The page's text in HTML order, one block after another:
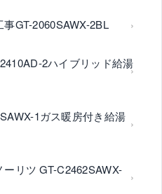
GT-2060SAWX-2BL
2ハイブリッド給湯
1ガス暖房付き給湯
リツ GT-C2462SAWX-